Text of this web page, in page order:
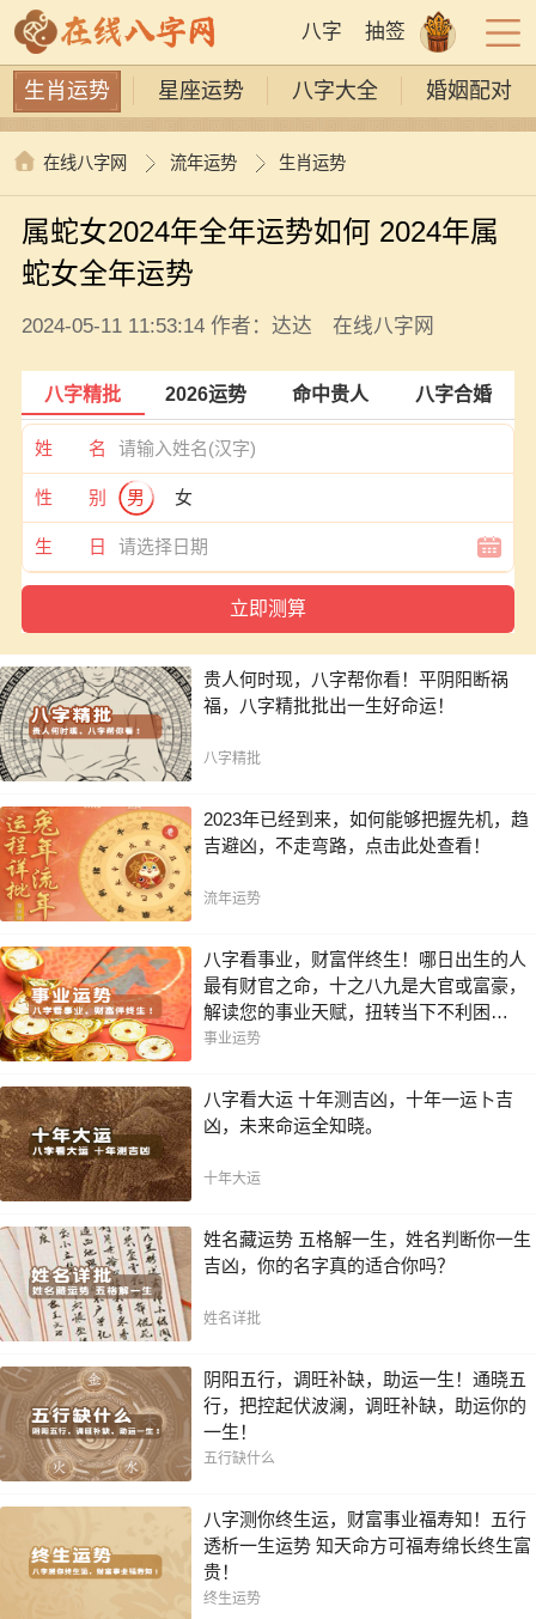
八字 抽签
生肖运势 星座运势 八字大全 婚姻配对
在线八字网 流年运势 生肖运势
属蛇女2024年全年运势如何 2024年属
蛇女全年运势
2024-05-11 11:53:14 作者：达达 在线八字网
八字精批 2026运势 命中贵人 八字合婚
姓 名
性 别 男 女
生 日
贵人何时现，八字帮你看！平阴阳断祸
福，八字精批批出一生好命运！
八字精批
2023年已经到来，如何能够把握先机，趋
吉避凶，不走弯路，点击此处查看！
流年运势
八字看事业，财富伴终生！哪日出生的人
最有财官之命，十之八九是大官或富豪，
解读您的事业天赋，扭转当下不利困
局！！
事业运势
八字看大运 十年测吉凶，十年一运卜吉
凶，未来命运全知晓。
十年大运
姓名藏运势 五格解一生，姓名判断你一生
吉凶，你的名字真的适合你吗？
姓名详批
阴阳五行，调旺补缺，助运一生！通晓五
行，把控起伏波澜，调旺补缺，助运你的
一生！
五行缺什么
八字测你终生运，财富事业福寿知！五行
透析一生运势 知天命方可福寿绵长终生富
贵！
终生运势